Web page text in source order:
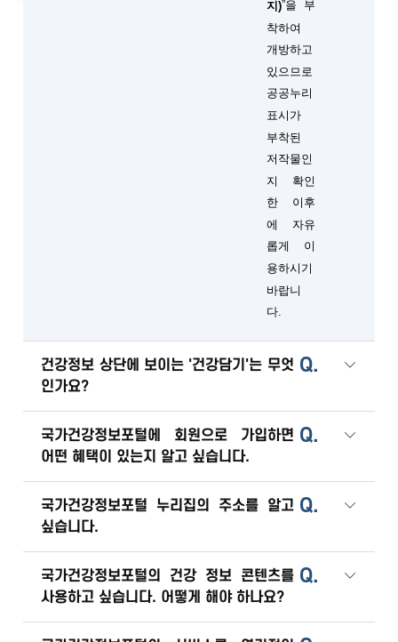
지)”을 부
착하여
개방하고
있으므로
공공누리
표시가
부착된
저작물인
지 확인
한 이후
에 자유
롭게 이
용하시기
바랍니
다.
Q.
건강정보 상단에 보이는 '건강담기'는 무엇
인가요?
Q.
국가건강정보포털에 회원으로 가입하면
어떤 혜택이 있는지 알고 싶습니다.
Q.
국가건강정보포털 누리집의 주소를 알고
싶습니다.
Q.
국가건강정보포털의 건강 정보 콘텐츠를
사용하고 싶습니다. 어떻게 해야 하나요?